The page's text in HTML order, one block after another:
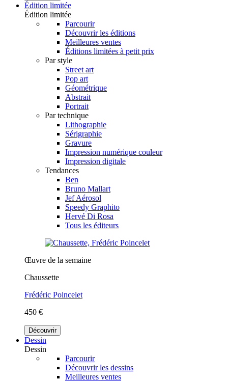
Édition limitée
Édition limitée
Parcourir
Découvrir les éditions
Meilleures ventes
Éditions limitées à petit prix
Par style
Street art
Pop art
Géométrique
Abstrait
Portrait
Par technique
Lithographie
Sérigraphie
Gravure
Impression numérique couleur
Impression digitale
Tendances
Ben
Bruno Mallart
Jef Aérosol
Speedy Graphito
Hervé Di Rosa
Tous les éditeurs
Œuvre de la semaine
Chaussette
Frédéric Poincelet
450 €
Découvrir
Dessin
Dessin
Parcourir
Découvrir les dessins
Meilleures ventes